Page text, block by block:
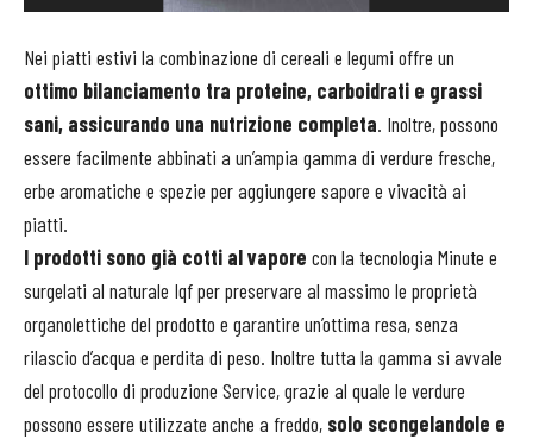
Nei piatti estivi la combinazione di cereali e legumi offre un
ottimo bilanciamento tra proteine, carboidrati e grassi
sani, assicurando una nutrizione completa. Inoltre, possono
essere facilmente abbinati a un’ampia gamma di verdure fresche,
erbe aromatiche e spezie per aggiungere sapore e vivacità ai
piatti.
I prodotti sono già cotti al vapore con la tecnologia Minute e
surgelati al naturale Iqf per preservare al massimo le proprietà
organolettiche del prodotto e garantire un’ottima resa, senza
rilascio d’acqua e perdita di peso. Inoltre tutta la gamma si avvale
del protocollo di produzione Service, grazie al quale le verdure
possono essere utilizzate anche a freddo, solo scongelandole e